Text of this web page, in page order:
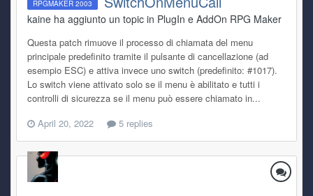
RPGMAKER 2003
kaine ha aggiunto un topic in PlugIn e AddOn RPG Maker
Questa patch rimuove il processo di chiamata del menu
principale predefinito tramite il pulsante di cancellazione (ad
esempio ESC) e attiva invece uno switch (predefinito: #1017).
Lo switch viene attivato solo se il menu è abilitato e tutti i
controlli di sicurezza se il menu può essere chiamato in...
April 20, 2022
5 replies